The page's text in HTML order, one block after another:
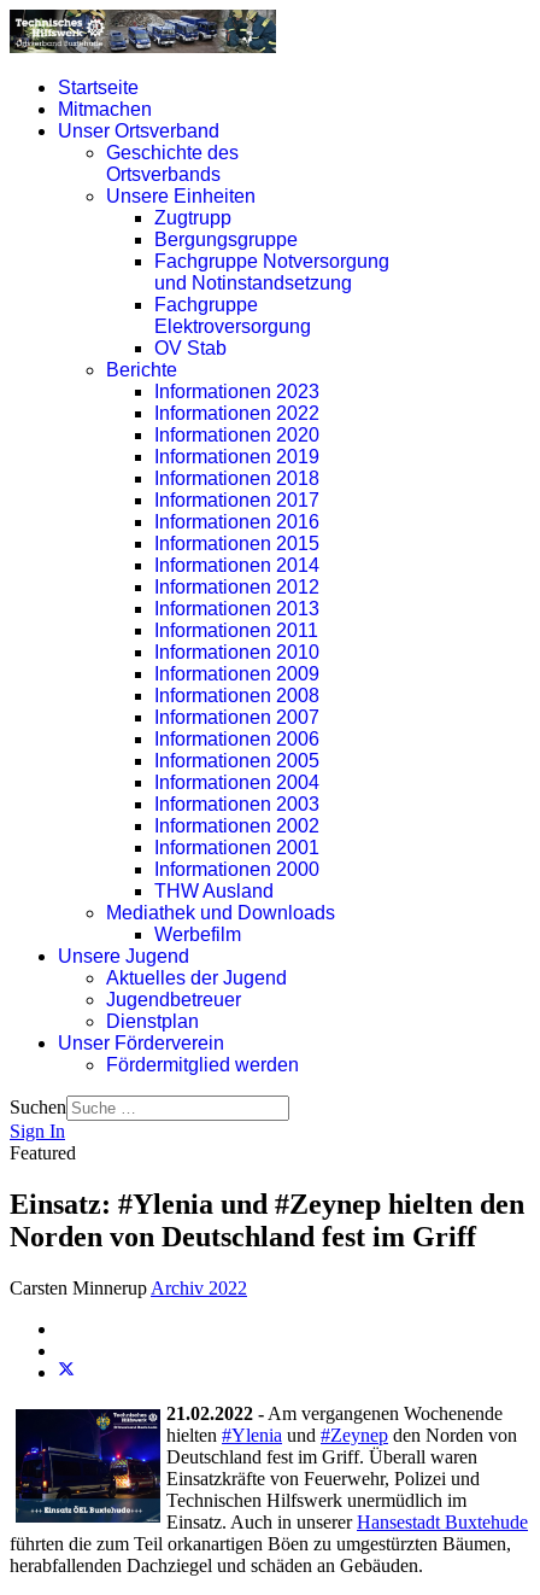
Startseite
Mitmachen
Unser Ortsverband
Geschichte des
Ortsverbands
Unsere Einheiten
Zugtrupp
Bergungsgruppe
Fachgruppe Notversorgung
und Notinstandsetzung
Fachgruppe
Elektroversorgung
OV Stab
Berichte
Informationen 2023
Informationen 2022
Informationen 2020
Informationen 2019
Informationen 2018
Informationen 2017
Informationen 2016
Informationen 2015
Informationen 2014
Informationen 2012
Informationen 2013
Informationen 2011
Informationen 2010
Informationen 2009
Informationen 2008
Informationen 2007
Informationen 2006
Informationen 2005
Informationen 2004
Informationen 2003
Informationen 2002
Informationen 2001
Informationen 2000
THW Ausland
Mediathek und Downloads
Werbefilm
Unsere Jugend
Aktuelles der Jugend
Jugendbetreuer
Dienstplan
Unser Förderverein
Fördermitglied werden
Suchen
Sign In
Featured
Einsatz: #Ylenia und #Zeynep hielten den
Norden von Deutschland fest im Griff
Carsten Minnerup Archiv 2022
21.02.2022 - Am vergangenen Wochenende
hielten #Ylenia und #Zeynep den Norden von
Deutschland fest im Griff. Überall waren
Einsatzkräfte von Feuerwehr, Polizei und
Technischen Hilfswerk unermüdlich im
Einsatz. Auch in unsererHansestadt Buxtehude
führten die zum Teil orkanartigen Böen zu umgestürzten Bäumen,
herabfallenden Dachziegel und schäden an Gebäuden.